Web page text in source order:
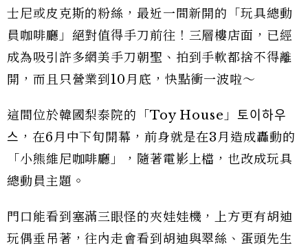
士尼或皮克斯的粉絲，最近一間新開的「玩具總動
員咖啡廳」絕對值得手刀前往！三層樓店面，已經
成為吸引許多網美手刀朝聖、拍到手軟都捨不得離
開，而且只營業到10月底，快點衝一波啦～
這間位於韓國梨泰院的「Toy House」토이하우
스，在6月中下旬開幕，前身就是在3月造成轟動的
「小熊維尼咖啡廳」，隨著電影上檔，也改成玩具
總動員主題。
門口能看到塞滿三眼怪的夾娃娃機，上方更有胡迪
玩偶垂吊著，往內走會看到胡迪與翠絲、蛋頭先生